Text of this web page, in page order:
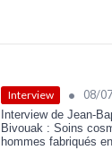
Interview • 08/
Interview de Jean-
Bivouak : Soins
hommes fabriqués